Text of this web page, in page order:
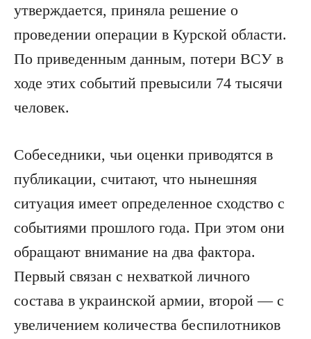
утверждается, приняла решение о
проведении операции в Курской области.
По приведенным данным, потери ВСУ в
ходе этих событий превысили 74 тысячи
человек.
Собеседники, чьи оценки приводятся в
публикации, считают, что нынешняя
ситуация имеет определенное сходство с
событиями прошлого года. При этом они
обращают внимание на два фактора.
Первый связан с нехваткой личного
состава в украинской армии, второй — с
увеличением количества беспилотников